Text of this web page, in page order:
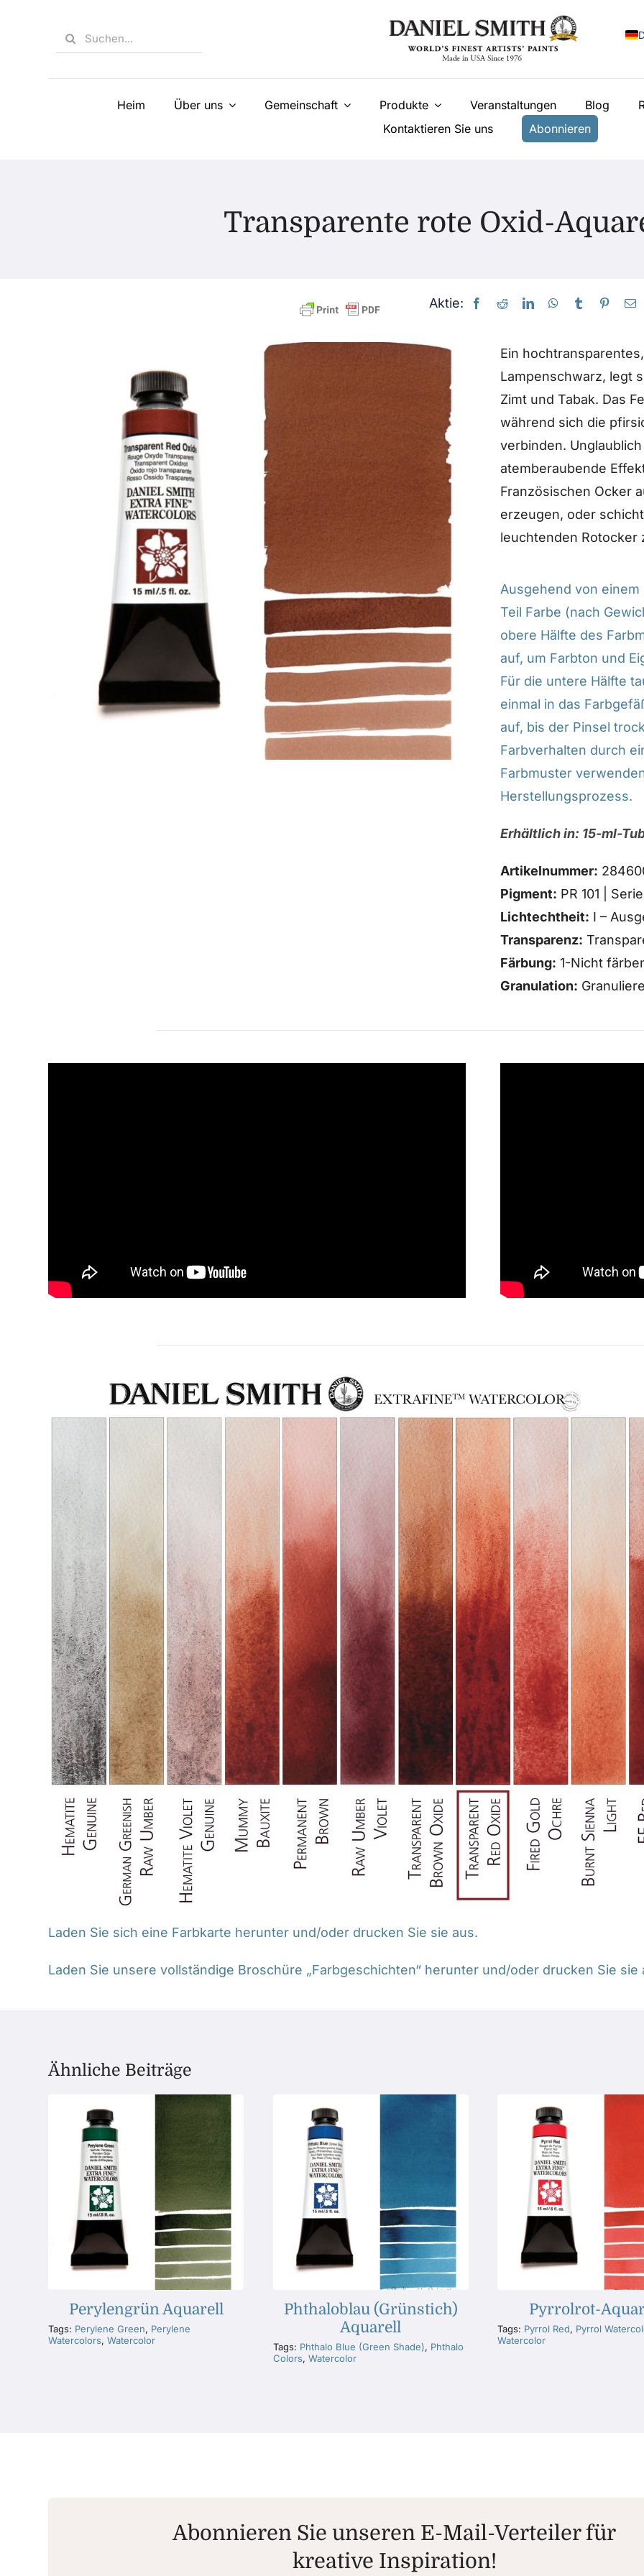
Search
for:
Heim Über uns Gemeinschaft Produkte Veranstaltungen Blog
Kontaktieren Sie uns
Abonnieren
Transparente rote Oxid-
Aktie:
Ein
Lampenschwarz, legt
Zimt und Tabak. Das
während sich die
verbinden.
atemberaubende
Französischen Ocker
erzeugen, oder
leuchtenden Rotocker
Ausgehend von einem
Teil Farbe (nach
obere Hälfte des
auf, um Farbton und
Für die untere Hälfte
einmal in das
auf, bis der Pinsel
Farbverhalten durch
Farbmuster
Herstellungsprozess.
Erhältlich in: 15-ml-
Artikelnummer:
Pigment: PR 101 |
Lichtechtheit: I –
Transparenz:
Färbung: 1-Nicht
Granulation:
Laden Sie sich eine Farbkarte herunter und/oder drucken Sie sie aus.
Laden Sie unsere vollständige Broschüre „Farbgeschichten“ herunter und/oder drucken Sie sie
Ähnliche Beiträge
Perylengrün Aquarell
Tags: Perylene Green, Perylene
Watercolors,Watercolor
Phthaloblau (Grünstich)
Aquarell
Tags: Phthalo Blue (Green Shade), Phthalo
Colors, Watercolor
Pyrrolrot-
Tags: Pyrrol Red, Pyrrol
Watercolor
Abonnieren Sie unseren E-Mail-Verteiler für
kreative Inspiration!